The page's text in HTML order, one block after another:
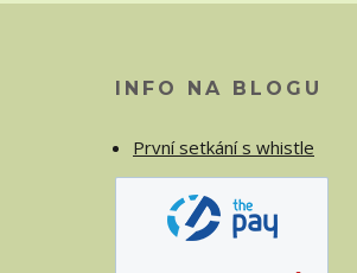
INFO NA BLOGU
První setkání s whistle